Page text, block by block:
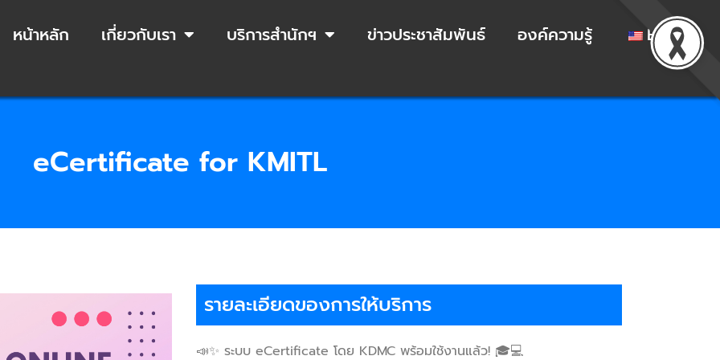
หน้าหลัก เกี่ยวกับเรา บริการสำนักฯ ข่าวประชาสัมพันธ์ องค์ความรู้ EN
eCertificate for KMITL
รายละเอียดของการให้บริการ
📣✨ ระบบ eCertificate โดย KDMC พร้อมใช้งานแล้ว! 🎓💻